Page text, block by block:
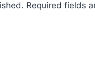
Required fields